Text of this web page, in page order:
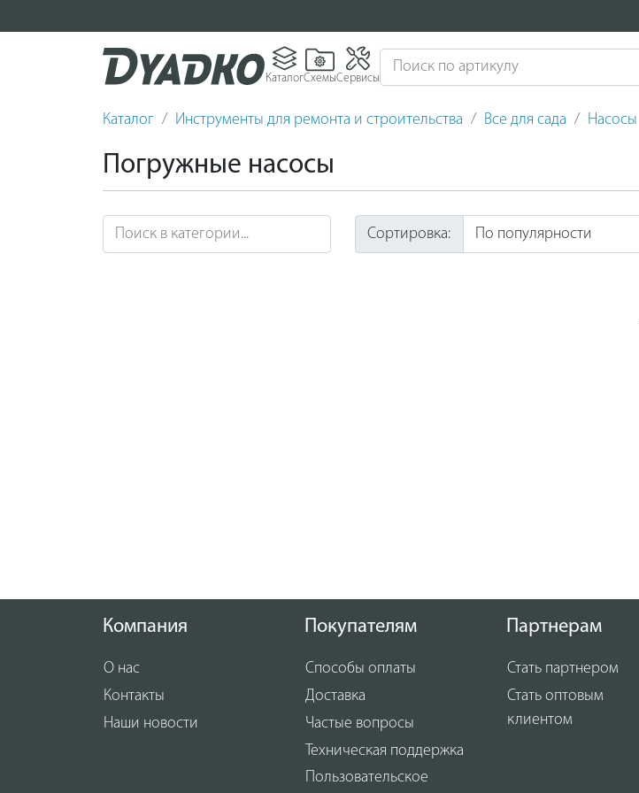
КаталогСхемыСервисы
Каталог Инструменты для ремонта и строительства Все для сада Насосы
Погружные насосы
Сортировка:
Компания
О нас
Контакты
Наши новости
Покупателям
Способы оплаты
Доставка
Частые вопросы
Техническая поддержка
Пользовательское
Партнерам
Стать партнером
Стать оптовым
клиентом